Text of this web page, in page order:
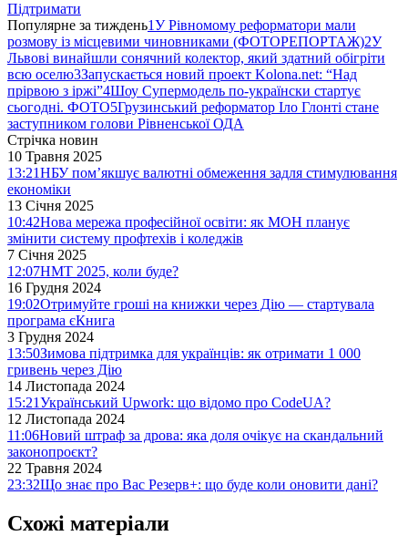
Підтримати
Популярне за тиждень1У Рівномому реформатори мали
розмову із місцевими чиновниками (ФОТОРЕПОРТАЖ)2У
Львові винайшли сонячний колектор, який здатний обігріти
всю оселю3Запускається новий проект Kolona.net: “Над
прірвою з іржі”4Шоу Супермодель по-українски стартує
сьогодні. ФОТО5Грузинський реформатор Іло Глонті стане
заступником голови Рівненської ОДА
Стрічка новин
10 Травня 2025
13:21НБУ пом’якшує валютні обмеження задля стимулювання
економіки
13 Січня 2025
10:42Нова мережа професійної освіти: як МОН планує
змінити систему профтехів і коледжів
7 Січня 2025
12:07НМТ 2025, коли буде?
16 Грудня 2024
19:02Отримуйте гроші на книжки через Дію — стартувала
програма єКнига
3 Грудня 2024
13:50Зимова підтримка для українців: як отримати 1 000
гривень через Дію
14 Листопада 2024
15:21Український Upwork: що відомо про CodeUA?
12 Листопада 2024
11:06Новий штраф за дрова: яка доля очікує на скандальний
законопроєкт?
22 Травня 2024
23:32Що знає про Вас Резерв+: що буде коли оновити дані?
Схожі матеріали